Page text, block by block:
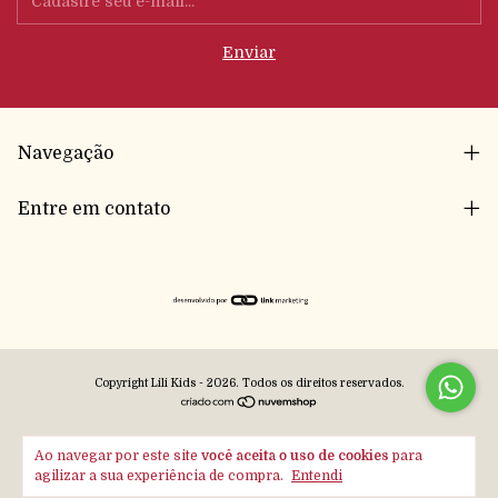
Ao navegar por este site você aceita o uso de cookies para
agilizar a sua experiência de compra. Entendi
Navegação
Entre em contato
Copyright Lili Kids - 2026. Todos os direitos reservados.